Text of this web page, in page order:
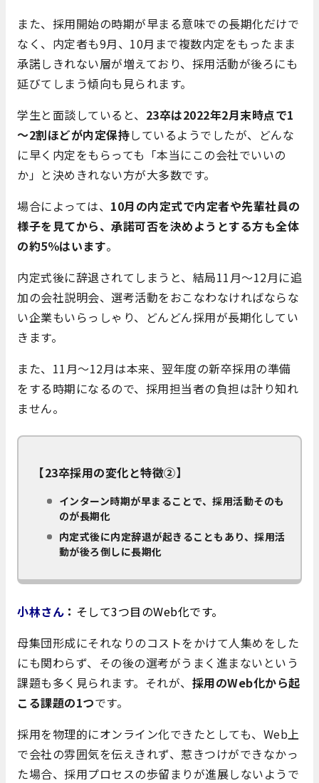
また、採用開始の時期が早まる意味での長期化だけで
なく、内定者も9月、10月まで複数内定をもったまま
承諾しきれない層が増えており、採用活動が後ろにも
延びてしまう傾向も見られます。
学生と面談していると、 23卒は2022年2月末時点で1
～2割ほどが内定保持しているようでしたが、どんな
に早く内定をもらっても「本当にこの会社でいいの
か」と決めきれない方が大多数です。
場合によっては、 10月の内定式で内定者や先輩社員の
様子を見てから、承諾可否を決めようとする方も全体
の約5％はいます。
内定式後に辞退されてしまうと、結局11月～12月に追
加の会社説明会、選考活動をおこなわなければならな
い企業もいらっしゃり、どんどん採用が長期化してい
きます。
また、11月～12月は本来、翌年度の新卒採用の準備
をする時期になるので、採用担当者の負担は計り知れ
ません。
【23卒採用の変化と特徴②】
インターン時期が早まることで、採用活動そのも
のが長期化
内定式後に内定辞退が起きることもあり、採用活
動が後ろ倒しに長期化
小林さん ： そして3つ目のWeb化です。
母集団形成にそれなりのコストをかけて人集めをした
にも関わらず、その後の選考がうまく進まないという
課題も多く見られます。それが、 採用のWeb化から起
こる課題の1つです。
採用を物理的にオンライン化できたとしても、Web上
で会社の雰囲気を伝えきれず、惹きつけができなかっ
た場合、採用プロセスの歩留まりが進展しないようで